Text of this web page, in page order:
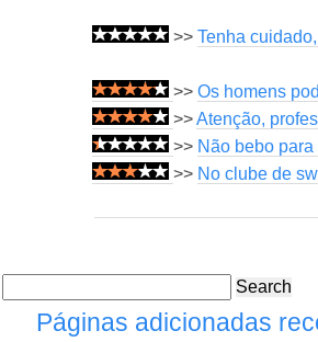
>> Tenha
>> Os homens
>>Atenção,
>> Não bebo
>> No clube de
Search
Páginas adicionadas